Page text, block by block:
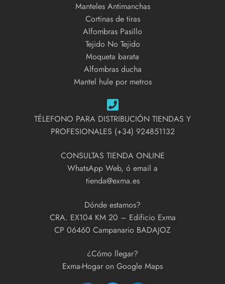
Manteles Antimanchas
Cortinas de tiras
Alfombras Pasillo
Tejido No Tejido
Moqueta barata
Alfombras ducha
Mantel hule por metros
TÉLEFONO PARA DISTRIBUCIÓN TIENDAS Y
PROFESIONALES (+34) 924851132
CONSULTAS TIENDA ONLINE
WhatsApp Web, ó email a
tienda@exma.es
Dónde estamos?
CRA. EX104 KM 20 – Edificio Exma
CP 06460 Campanario BADAJOZ
¿Cómo llegar?
Exma-Hogar on Google Maps